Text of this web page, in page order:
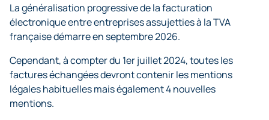
La généralisation progressive de la facturation
électronique entre entreprises assujetties à la TVA
française démarre en septembre 2026.
Cependant, à compter du 1er juillet 2024, toutes les
factures échangées devront contenir les mentions
légales habituelles mais également 4 nouvelles
mentions.